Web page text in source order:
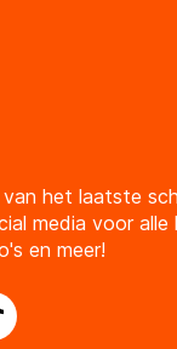
het laatste
media voor alle
en meer!